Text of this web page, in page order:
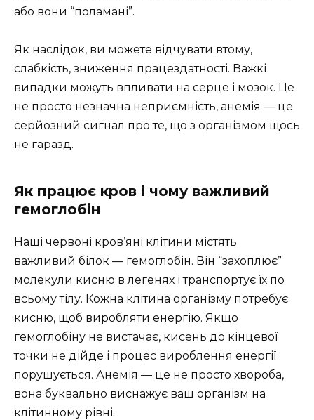
або вони “поламані”.
Як наслідок, ви можете відчувати втому,
слабкість, зниження працездатності. Важкі
випадки можуть впливати на серце і мозок. Це
не просто незначна неприємність, анемія — це
серйозний сигнал про те, що з організмом щось
не гаразд.
Як працює кров і чому важливий
гемоглобін
Наші червоні кров’яні клітини містять
важливий білок — гемоглобін. Він “захоплює”
молекули кисню в легенях і транспортує їх по
всьому тілу. Кожна клітина організму потребує
кисню, щоб виробляти енергію. Якщо
гемоглобіну не вистачає, кисень до кінцевої
точки не дійде і процес вироблення енергії
порушується. Анемія — це не просто хвороба,
вона буквально виснажує ваш організм на
клітинному рівні.